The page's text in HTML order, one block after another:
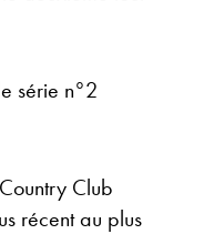
série n°2
Club
récent au plus